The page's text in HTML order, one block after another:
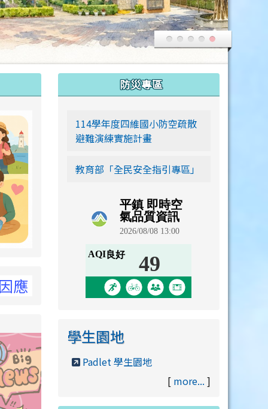
link to https://siwei-family.work-
官網
防災專區
114學年度四維國小防空疏散
避難演練實施計畫
教育部「全民安全指引專區」
學生園地
Padlet 學生園地
[ more... ]